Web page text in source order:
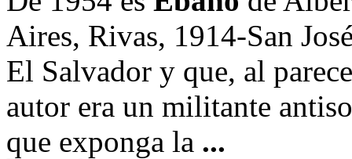
Aires, Rivas, 1914-San
El Salvador y que, al
autor era un militante
que exponga la ...